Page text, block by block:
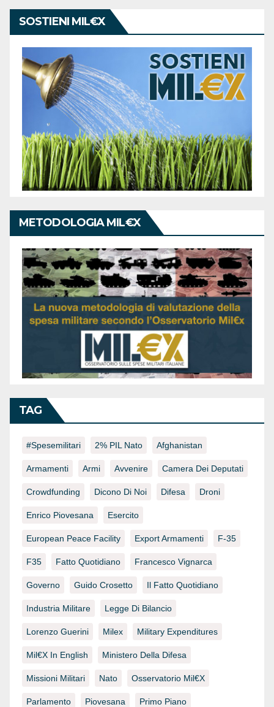
SOSTIENI MIL€X
METODOLOGIA MIL€X
TAG
#spesemilitari 2% PIL Nato Afghanistan
Armamenti Armi Avvenire Camera Dei Deputati
Crowdfunding Dicono Di Noi Difesa Droni
Enrico Piovesana Esercito
European Peace Facility Export Armamenti F-35
F35 Fatto Quotidiano Francesco Vignarca
Governo Guido Crosetto Il Fatto Quotidiano
Industria Militare Legge Di Bilancio
Lorenzo Guerini Milex Military Expenditures
Mil€x In English Ministero Della Difesa
Missioni Militari Nato Osservatorio Mil€x
Parlamento Piovesana Primo Piano